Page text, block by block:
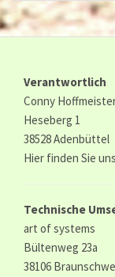
Verantwortlich
Conny
Heseberg 1
38528 Adenbüttel
Hier finden Sie
Technische
art of systems
Bültenweg 23a
38106